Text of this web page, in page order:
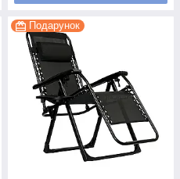
Подарунок